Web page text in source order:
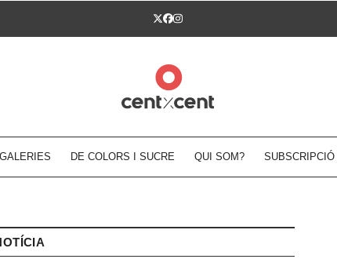
Twitter
Facebook
Instagram
GALERIES DE COLORS I SUCRE QUI SOM? SUBSCRIPCIÓ